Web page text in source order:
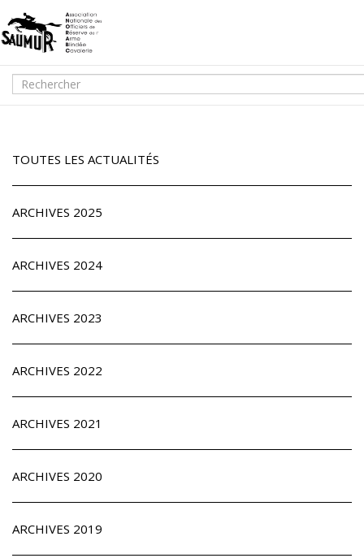
TOUTES LES ACTUALITÉS
ARCHIVES 2025
ARCHIVES 2024
ARCHIVES 2023
ARCHIVES 2022
ARCHIVES 2021
ARCHIVES 2020
ARCHIVES 2019